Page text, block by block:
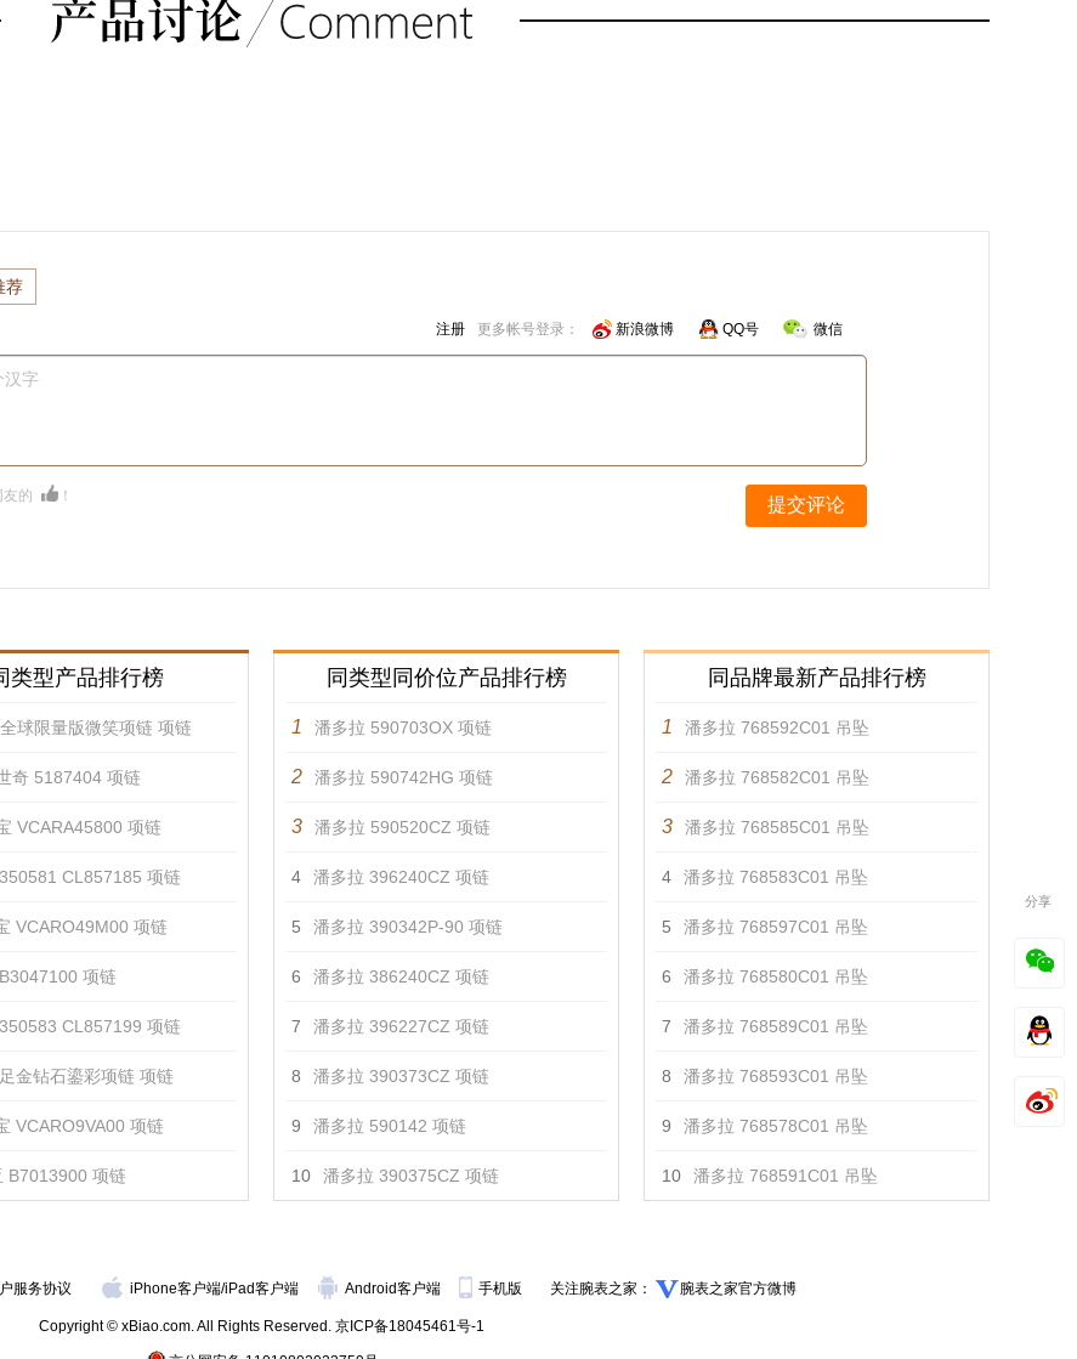
荐
注册 更多帐号登录： 新浪微博 QQ号 微信
汉字
的 ！ 提交评论
类型产品排行榜
球限量版微笑项链 项链
奇 5187404 项链
VCARA45800 项链
CL857185 项链
VCARO49M00 项链
项链
CL857199 项链
金钻石鎏彩项链 项链
VCARO9VA00 项链
B7013900 项链
同类型同价位产品排行榜
1 潘多拉 590703OX 项链
2 潘多拉 590742HG 项链
3 潘多拉 590520CZ 项链
4 潘多拉 396240CZ 项链
5 潘多拉 390342P-90 项链
6 潘多拉 386240CZ 项链
7 潘多拉 396227CZ 项链
8 潘多拉 390373CZ 项链
9 潘多拉 590142 项链
10 潘多拉 390375CZ 项链
同品牌最新产品排行榜
1 潘多拉 768592C01 吊坠
2 潘多拉 768582C01 吊坠
3 潘多拉 768585C01 吊坠
4 潘多拉 768583C01 吊坠
5 潘多拉 768597C01 吊坠
6 潘多拉 768580C01 吊坠
7 潘多拉 768589C01 吊坠
8 潘多拉 768593C01 吊坠
9 潘多拉 768578C01 吊坠
10 潘多拉 768591C01 吊坠
服务协议 iPhone客户端/iPad客户端 Android客户端 手机版 关注腕表之家： 腕表之家官方微博
Copyright © xBiao.com. All Rights Reserved. 京ICP备18045461号-1
分享